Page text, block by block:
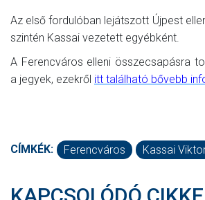
Az első fordulóban lejátszott Újpest
szintén Kassai vezetett egyébként.
A Ferencváros elleni összecsapásra
a jegyek, ezekről itt található bővebb
CÍMKÉK: Ferencváros Kassai